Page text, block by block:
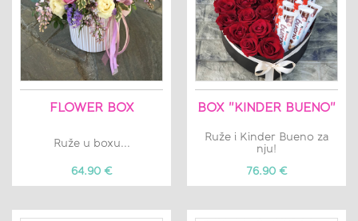
FLOWER BOX
Ruže u boxu...
64.90 €
BOX "KINDER BUENO"
Ruže i Kinder Bueno za
nju!
76.90 €